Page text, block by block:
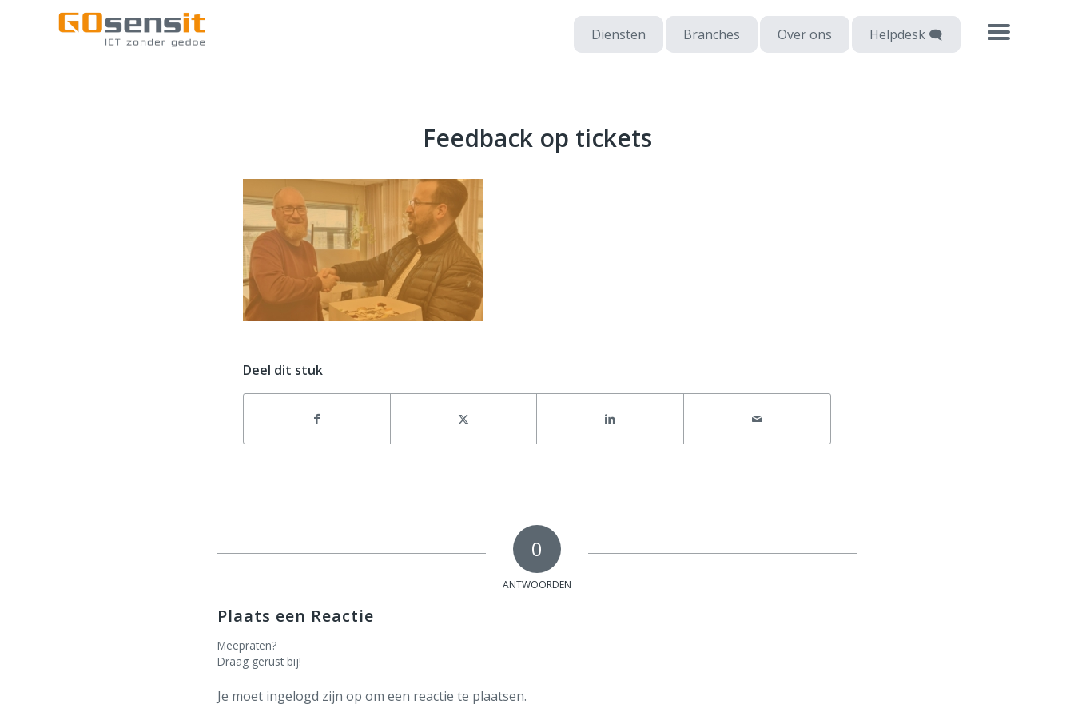
Diensten Branches Over ons Helpdesk 🗨
Feedback op tickets
Deel dit stuk
0
ANTWOORDEN
Plaats een Reactie
Meepraten?
Draag gerust bij!
Je moet ingelogd zijn op om een reactie te plaatsen.